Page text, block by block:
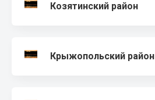
Козятинский район
Крыжопольский район